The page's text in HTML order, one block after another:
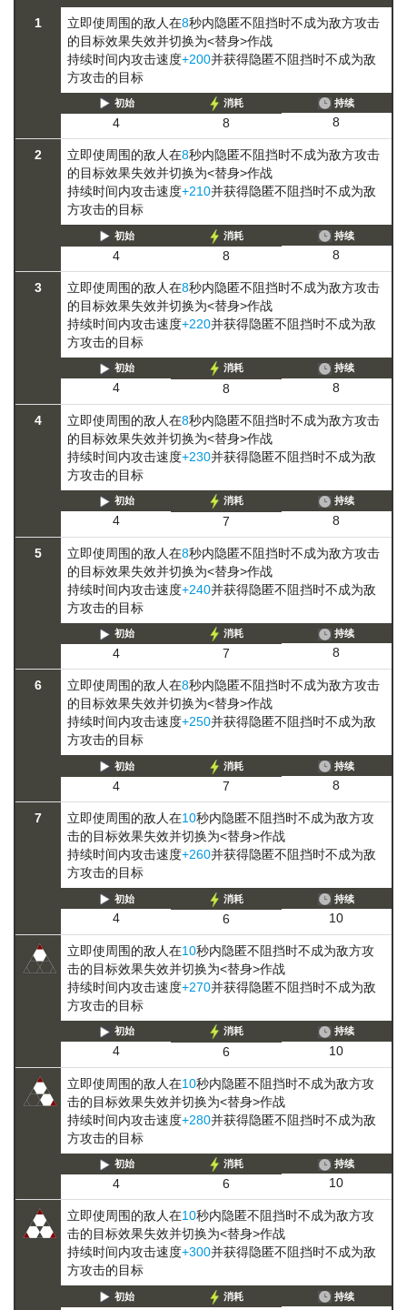
1 立即使周围的敌人在8秒内隐匿不阻挡时不成为敌方攻击
的目标效果失效并切换为<替身>作战
持续时间内攻击速度+200并获得隐匿不阻挡时不成为敌
方攻击的目标
初始
4
消耗
8
持续
8
2 立即使周围的敌人在8秒内隐匿不阻挡时不成为敌方攻击
的目标效果失效并切换为<替身>作战
持续时间内攻击速度+210并获得隐匿不阻挡时不成为敌
方攻击的目标
初始
4
消耗
8
持续
8
3 立即使周围的敌人在8秒内隐匿不阻挡时不成为敌方攻击
的目标效果失效并切换为<替身>作战
持续时间内攻击速度+220并获得隐匿不阻挡时不成为敌
方攻击的目标
初始
4
消耗
8
持续
8
4 立即使周围的敌人在8秒内隐匿不阻挡时不成为敌方攻击
的目标效果失效并切换为<替身>作战
持续时间内攻击速度+230并获得隐匿不阻挡时不成为敌
方攻击的目标
初始
4
消耗
7
持续
8
5 立即使周围的敌人在8秒内隐匿不阻挡时不成为敌方攻击
的目标效果失效并切换为<替身>作战
持续时间内攻击速度+240并获得隐匿不阻挡时不成为敌
方攻击的目标
初始
4
消耗
7
持续
8
6 立即使周围的敌人在8秒内隐匿不阻挡时不成为敌方攻击
的目标效果失效并切换为<替身>作战
持续时间内攻击速度+250并获得隐匿不阻挡时不成为敌
方攻击的目标
初始
4
消耗
7
持续
8
7 立即使周围的敌人在10秒内隐匿不阻挡时不成为敌方攻
击的目标效果失效并切换为<替身>作战
持续时间内攻击速度+260并获得隐匿不阻挡时不成为敌
方攻击的目标
初始
4
消耗
6
持续
10
立即使周围的敌人在10秒内隐匿不阻挡时不成为敌方攻
击的目标效果失效并切换为<替身>作战
持续时间内攻击速度+270并获得隐匿不阻挡时不成为敌
方攻击的目标
初始
4
消耗
6
持续
10
立即使周围的敌人在10秒内隐匿不阻挡时不成为敌方攻
击的目标效果失效并切换为<替身>作战
持续时间内攻击速度+280并获得隐匿不阻挡时不成为敌
方攻击的目标
初始
4
消耗
6
持续
10
立即使周围的敌人在10秒内隐匿不阻挡时不成为敌方攻
击的目标效果失效并切换为<替身>作战
持续时间内攻击速度+300并获得隐匿不阻挡时不成为敌
方攻击的目标
初始 消耗 持续